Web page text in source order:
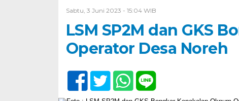
Sabtu, 3 Juni 2023 - 15:04 WIB
LSM SP2M dan GKS
Operator Desa Noreh